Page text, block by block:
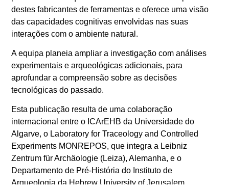
destes fabricantes de ferramentas e oferece uma visão
das capacidades cognitivas envolvidas nas suas
interações com o ambiente natural.
A equipa planeia ampliar a investigação com análises
experimentais e arqueológicas adicionais, para
aprofundar a compreensão sobre as decisões
tecnológicas do passado.
Esta publicação resulta de uma colaboração
internacional entre o ICArEHB da Universidade do
Algarve, o Laboratory for Traceology and Controlled
Experiments MONREPOS, que integra a Leibniz
Zentrum für Archäologie (Leiza), Alemanha, e o
Departamento de Pré-História do Instituto de
Arqueologia da Hebrew University of Jerusalem.